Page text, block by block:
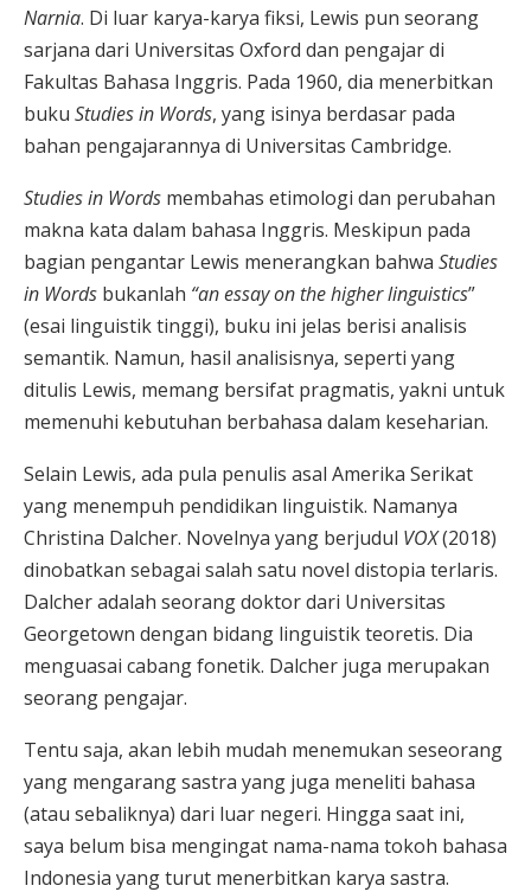
Narnia. Di luar karya-karya fiksi, Lewis pun seorang
sarjana dari Universitas Oxford dan pengajar di
Fakultas Bahasa Inggris. Pada 1960, dia menerbitkan
buku Studies in Words, yang isinya berdasar pada
bahan pengajarannya di Universitas Cambridge.
Studies in Words membahas etimologi dan perubahan
makna kata dalam bahasa Inggris. Meskipun pada
bagian pengantar Lewis menerangkan bahwa Studies
in Words bukanlah “an essay on the higher linguistics”
(esai linguistik tinggi), buku ini jelas berisi analisis
semantik. Namun, hasil analisisnya, seperti yang
ditulis Lewis, memang bersifat pragmatis, yakni untuk
memenuhi kebutuhan berbahasa dalam keseharian.
Selain Lewis, ada pula penulis asal Amerika Serikat
yang menempuh pendidikan linguistik. Namanya
Christina Dalcher. Novelnya yang berjudul VOX(2018)
dinobatkan sebagai salah satu novel distopia terlaris.
Dalcher adalah seorang doktor dari Universitas
Georgetown dengan bidang linguistik teoretis. Dia
menguasai cabang fonetik. Dalcher juga merupakan
seorang pengajar.
Tentu saja, akan lebih mudah menemukan seseorang
yang mengarang sastra yang juga meneliti bahasa
(atau sebaliknya) dari luar negeri. Hingga saat ini,
saya belum bisa mengingat nama-nama tokoh bahasa
Indonesia yang turut menerbitkan karya sastra.